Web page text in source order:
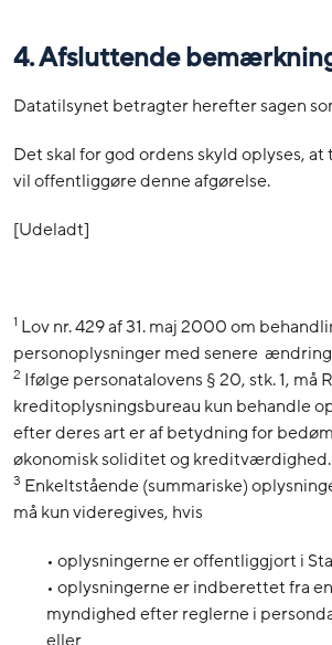
4. Afsluttende
Datatilsynet betragter herefter sagen
Det skal for god ordens skyld oplyses,
vil offentliggøre denne afgørelse.
[Udeladt]
1 Lov nr. 429 af 31. maj 2000 om
personoplysninger med senere
2 Ifølge personatalovens § 20, stk. 1, må
kreditoplysningsbureau kun behandle
efter deres art er af betydning for
økonomisk soliditet og kreditværdighed.
3 Enkeltstående (summariske)
må kun videregives, hvis
• oplysningerne er offentliggjort i
• oplysningerne er indberettet fra
myndighed efter reglerne i